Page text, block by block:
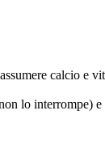
calcio e
lo interrompe)